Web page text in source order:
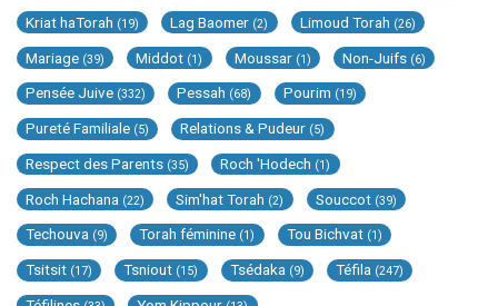
Kriat haTorah (19) Lag Baomer (2) Limoud Torah (26)
Mariage (39) Middot (1) Moussar (1) Non-Juifs (6)
Pensée Juive (332) Pessah (68) Pourim (19)
Pureté Familiale (5) Relations & Pudeur (5)
Respect des Parents (35) Roch 'Hodech (1)
Roch Hachana (22) Sim'hat Torah (2) Souccot (39)
Techouva (9) Torah féminine (1) Tou Bichvat (1)
Tsitsit (17) Tsniout (15) Tsédaka (9) Téfila (247)